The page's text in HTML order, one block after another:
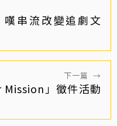
串流改變追劇文
下一篇 →
」徵件活動